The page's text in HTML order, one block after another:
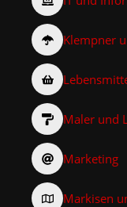
Klempner
Maler und
Marketing
Markisen